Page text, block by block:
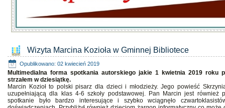
Wizyta Marcina Kozioła w Gminnej Bibliotece
Opublikowano: 02 kwiecień 2019
Multimedialna forma spotkania autorskiego jakie 1 kwietnia 2019 roku
strzałem w dziesiątkę.
Marcin Kozioł to polski pisarz dla dzieci i młodzieży. Jego powieść
uzupełniającą dla klas 4-6 szkoły podstawowej. Pan Marcin jest również
spotkanie było bardzo interesujące i szybko wciągnęło